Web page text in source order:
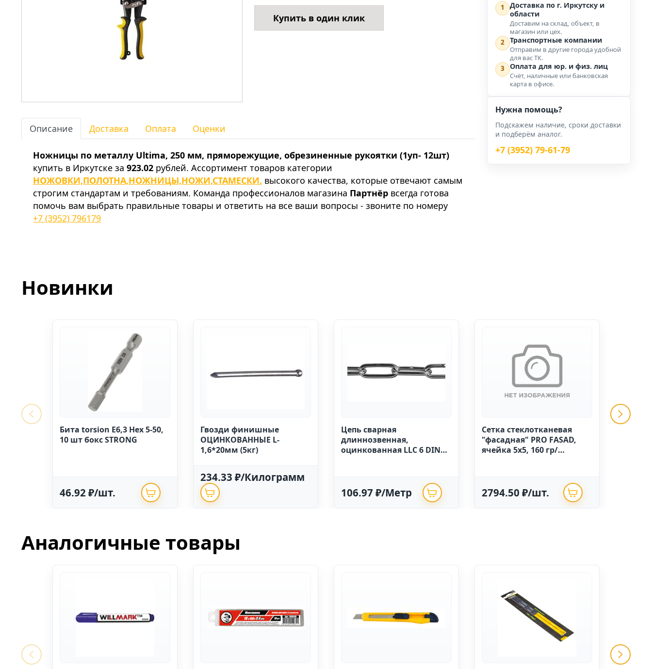
Купить в один клик
Описание Доставка Оплата Оценки
Ножницы по металлу Ultima, 250 мм, пряморежущие, обрезиненные рукоятки (1уп- 12шт)
купить в Иркутске за 923.02 рублей. Ассортимент товаров категории
НОЖОВКИ,ПОЛОТНА,НОЖНИЦЫ,НОЖИ,СТАМЕСКИ. высокого качества, которые отвечают самым
строгим стандартам и требованиям. Команда профессионалов магазина Партнёр всегда готова
помочь вам выбрать правильные товары и ответить на все ваши вопросы - звоните по номеру
+7 (3952) 796179
1
Доставка по г. Иркутску и
области
Доставим на склад, объект, в
магазин или цех.
2
Транспортные компании
Отправим в другие города удобной
для вас ТК.
3
Оплата для юр. и физ. лиц
Счёт, наличные или банковская
карта в офисе.
Нужна помощь?
Подскажем наличие, сроки доставки
и подберём аналог.
+7 (3952) 79-61-79
Новинки
Бита torsion E6,3 Hex 5-50,
10 шт бокс STRONG
46.92 ₽/шт.
Гвозди финишные
ОЦИНКОВАННЫЕ L-
1,6*20мм (5кг)
234.33 ₽/Килограмм
Цепь сварная
длиннозвенная,
оцинкованная LLC 6 DIN
106.97 ₽/Метр
Сетка стеклотканевая
"фасадная" PRO FASAD,
ячейка 5х5, 160 гр/
2794.50 ₽/шт.
Аналогичные товары